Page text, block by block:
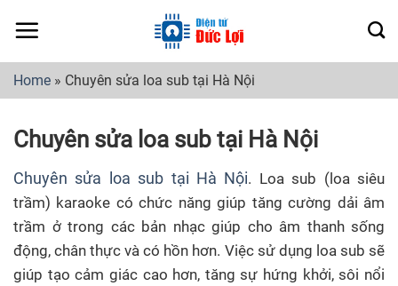
Home » Chuyên sửa loa sub tại Hà Nội
Chuyên sửa loa sub tại Hà Nội
Chuyên sửa loa sub tại Hà Nội. Loa sub (loa siêu
trầm) karaoke có chức năng giúp tăng cường dải âm
trầm ở trong các bản nhạc giúp cho âm thanh sống
động, chân thực và có hồn hơn. Việc sử dụng loa sub sẽ
giúp tạo cảm giác cao hơn, tăng sự hứng khởi, sôi nổi